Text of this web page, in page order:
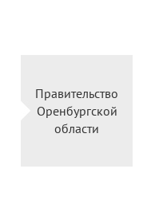
Правительство
Оренбургской
области